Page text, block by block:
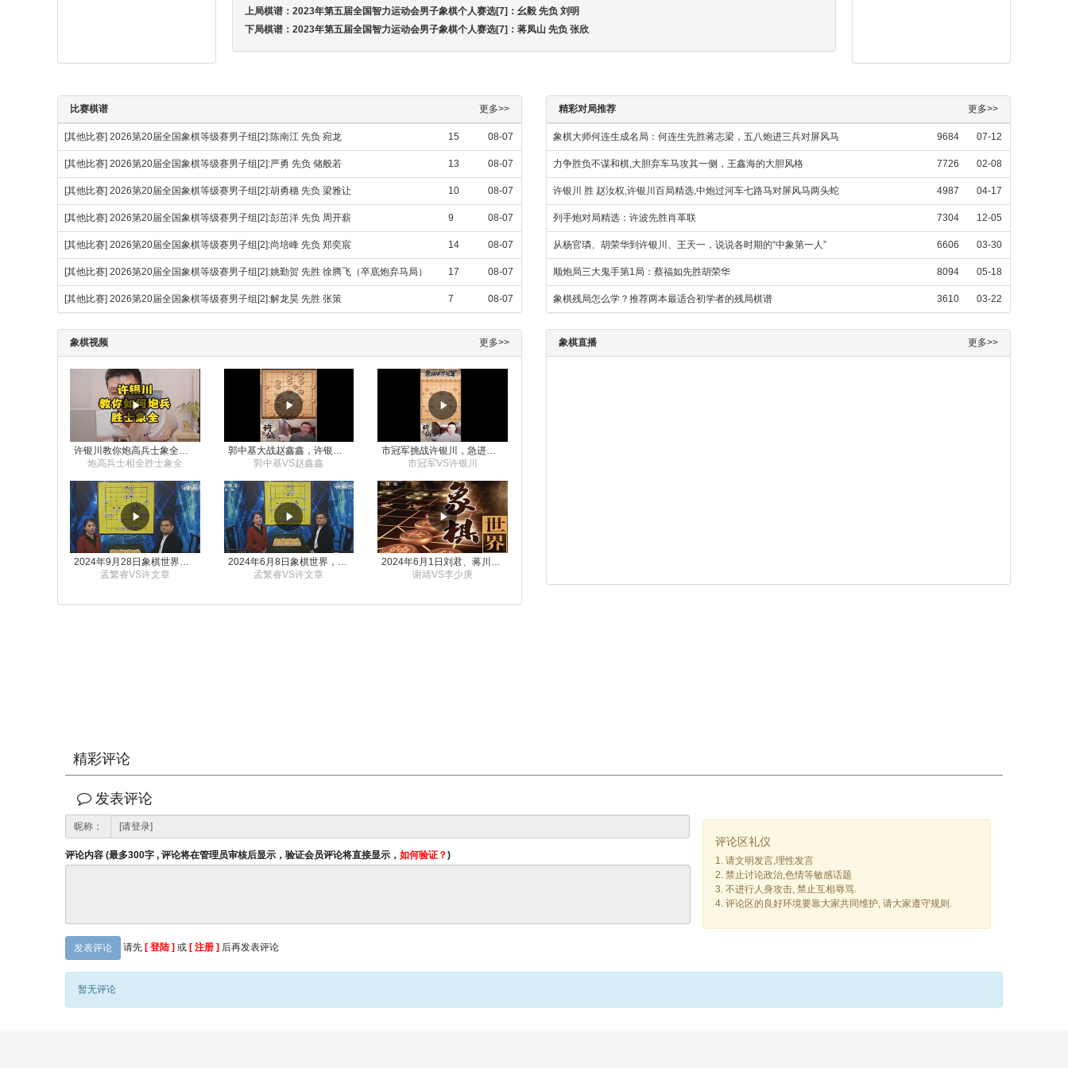
上局棋谱： 2023年第五届全国智力运动会男子象棋个人赛选[7]：幺毅 先负 刘明
下局棋谱： 2023年第五届全国智力运动会男子象棋个人赛选[7]：蒋凤山 先负 张欣
比赛棋谱 更多>>
[其他比赛] 2026第20届全国象棋等级赛男子组[2]:陈南江 先负 宛龙 15 08-07
[其他比赛] 2026第20届全国象棋等级赛男子组[2]:严勇 先负 储般若 13 08-07
[其他比赛] 2026第20届全国象棋等级赛男子组[2]:胡勇穗 先负 梁雅让 10 08-07
[其他比赛] 2026第20届全国象棋等级赛男子组[2]:彭茁洋 先负 周开薪 9 08-07
[其他比赛] 2026第20届全国象棋等级赛男子组[2]:尚培峰 先负 郑奕宸 14 08-07
[其他比赛] 2026第20届全国象棋等级赛男子组[2]:姚勤贺 先胜 徐腾飞（卒底炮弃马局） 17 08-07
[其他比赛] 2026第20届全国象棋等级赛男子组[2]:解龙昊 先胜 张策 7 08-07
精彩对局推荐 更多>>
象棋大师何连生成名局：何连生先胜蒋志梁，五八炮进三兵对屏风马 9684 07-12
力争胜负不谋和棋,大胆弃车马攻其一侧，王鑫海的大胆风格 7726 02-08
许银川 胜 赵汝权,许银川百局精选,中炮过河车七路马对屏风马两头蛇 4987 04-17
列手炮对局精选：许波先胜肖革联 7304 12-05
从杨官璘、胡荣华到许银川、王天一，说说各时期的“中象第一人” 6606 03-30
顺炮局三大鬼手第1局：蔡福如先胜胡荣华 8094 05-18
象棋残局怎么学？推荐两本最适合初学者的残局棋谱 3610 03-22
象棋视频 更多>>
炮高兵士相全胜士象全
郭中基VS赵鑫鑫
市冠军VS许银川
2024年9月28日象棋世界栏目，刘君、蒋川讲解了第九届杨官璘杯象棋公开赛孟繁睿与许文章的对局
孟繁睿VS许文章
2024年6月8日象棋世界，刘君、蒋川讲解了第九届杨官璘杯全国象棋公开赛孟繁睿与许文章的对局
孟繁睿VS许文章
2024年6月1日刘君、蒋川讲解第三届上海杯象棋大师赛谢靖与李少庚的对局
谢靖VS李少庚
象棋直播 更多>>
精彩评论
发表评论
昵称：
评论内容 (最多300字 , 评论将在管理员审核后显示，验证会员评论将直接显示， 如何验证？)
发表评论 请先 [ 登陆 ] 或 [ 注册 ] 后再发表评论
评论区礼仪
1. 请文明发言,理性发言
2. 禁止讨论政治,色情等敏感话题
3. 不进行人身攻击, 禁止互相辱骂.
4. 评论区的良好环境要靠大家共同维护, 请大家遵守规则.
暂无评论